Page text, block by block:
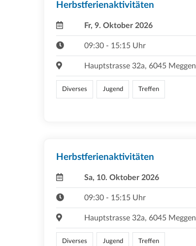
Herbstferienaktivitäten
Fr, 9. Oktober 2026
09:30 - 15:15 Uhr
Hauptstrasse 32a, 6045 Meggen
Diverses Jugend Treffen
Herbstferienaktivitäten
Sa, 10. Oktober 2026
09:30 - 15:15 Uhr
Hauptstrasse 32a, 6045 Meggen
Diverses Jugend Treffen